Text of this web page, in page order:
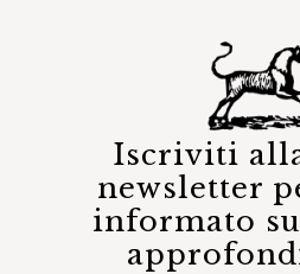
Iscriviti
newsletter
informato